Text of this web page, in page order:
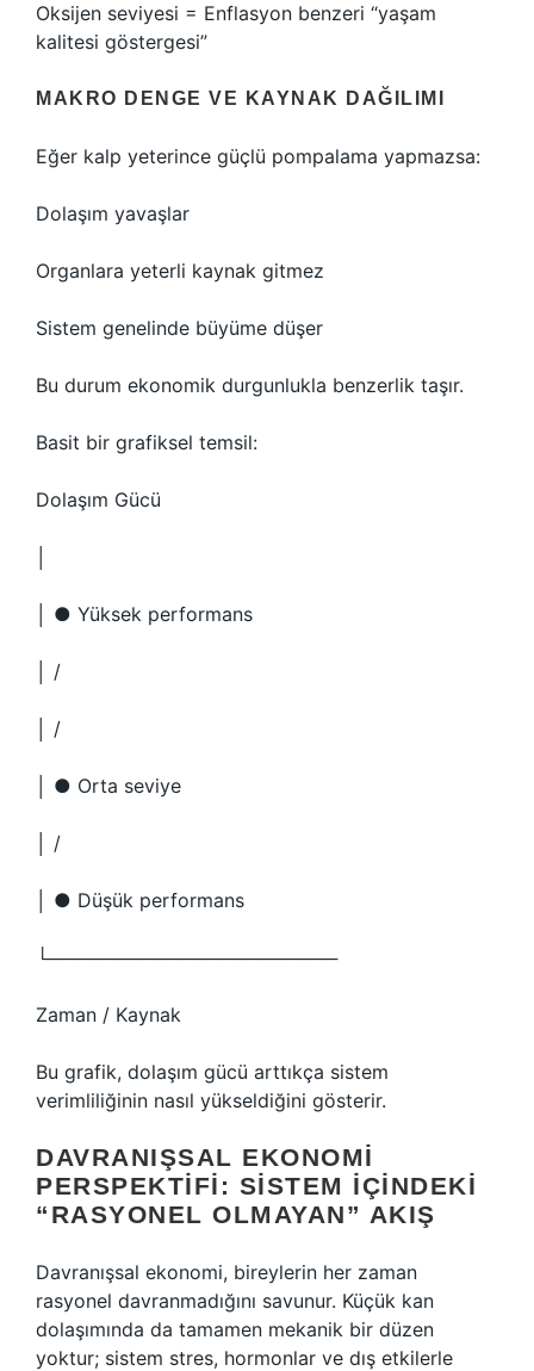
Oksijen seviyesi = Enflasyon benzeri “yaşam
kalitesi göstergesi”
MAKRO DENGE VE KAYNAK DAĞILIMI
Eğer kalp yeterince güçlü pompalama yapmazsa:
Dolaşım yavaşlar
Organlara yeterli kaynak gitmez
Sistem genelinde büyüme düşer
Bu durum ekonomik durgunlukla benzerlik taşır.
Basit bir grafiksel temsil:
Dolaşım Gücü
│ ● Yüksek performans
│ /
│ /
│ ● Orta seviye
│ /
│ ● Düşük performans
└──────────────────────
Zaman / Kaynak
Bu grafik, dolaşım gücü arttıkça sistem
verimliliğinin nasıl yükseldiğini gösterir.
DAVRANIŞSAL EKONOMI
PERSPEKTIFI: SISTEM İÇINDEKI
“RASYONEL OLMAYAN” AKIŞ
Davranışsal ekonomi, bireylerin her zaman
rasyonel davranmadığını savunur. Küçük kan
dolaşımında da tamamen mekanik bir düzen
yoktur; sistem stres, hormonlar ve dış etkilerle